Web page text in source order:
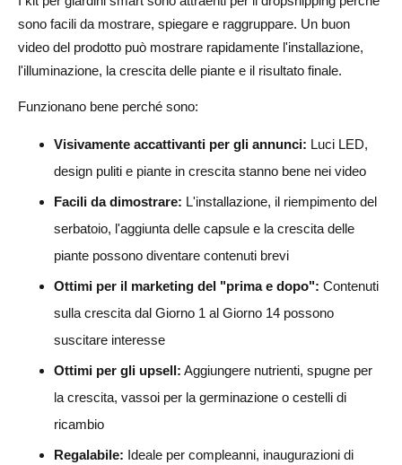
sono facili da mostrare, spiegare e raggruppare. Un buon
video del prodotto può mostrare rapidamente l'installazione,
l'illuminazione, la crescita delle piante e il risultato finale.
Funzionano bene perché sono:
Visivamente accattivanti per gli annunci: Luci LED,
design puliti e piante in crescita stanno bene nei video
Facili da dimostrare: L'installazione, il riempimento del
serbatoio, l'aggiunta delle capsule e la crescita delle
piante possono diventare contenuti brevi
Ottimi per il marketing del "prima e dopo": Contenuti
sulla crescita dal Giorno 1 al Giorno 14 possono
suscitare interesse
Ottimi per gli upsell: Aggiungere nutrienti, spugne per
la crescita, vassoi per la germinazione o cestelli di
ricambio
Regalabile: Ideale per compleanni, inaugurazioni di